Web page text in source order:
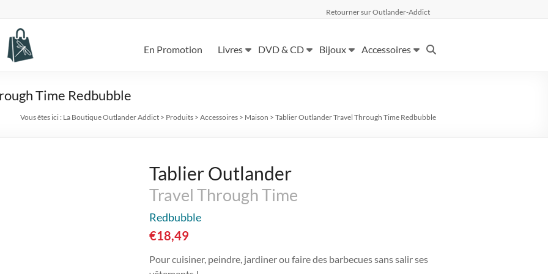
Retourner sur Outlander-Addict
En Promotion Livres DVD & CD Bijoux Accessoires
Time Redbubble
Vous êtes ici : La Boutique Outlander Addict > Produits > Accessoires > Maison > Tablier OutlanderTravel Through Time Redbubble
Tablier Outlander
Travel Through Time
Redbubble
€18,49
Pour cuisiner, peindre, jardiner ou faire des barbecues sans salir ses